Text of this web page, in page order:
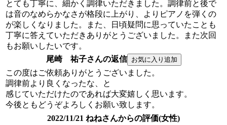
とても丁寧に、細かく調律いただきました。調律前と後で
は音のなめらかなさが格段に上がり、よりピアノを弾くの
が楽しくなりました。また、日頃疑問に思っていたことも
丁寧に答えていただきありがとうございました。また次回
もお願いしたいです。
尾崎 祐子さんの返信
この度はご依頼ありがとうございました。
調律前より良くなったな、と
感じていただけたのであれば大変嬉しく思います。
今後ともどうぞよろしくお願い致します。
2022/11/21 ねねさんからの評価(女性)